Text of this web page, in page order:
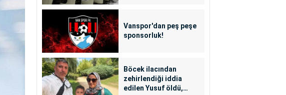
Vanspor'dan peş peşe
sponsorluk!
Böcek ilacından
zehirlendiği iddia
edilen Yusuf öldü,